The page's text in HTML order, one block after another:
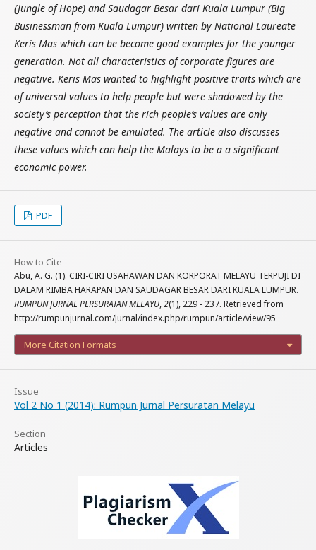
(Jungle of Hope) and Saudagar Besar dari Kuala Lumpur (Big
Businessman from Kuala Lumpur) written by National Laureate
Keris Mas which can be become good examples for the younger
generation. Not all characteristics of corporate figures are
negative. Keris Mas wanted to highlight positive traits which are
of universal values to help people but were shadowed by the
society’s perception that the rich people’s values are only
negative and cannot be emulated. The article also discusses
these values which can help the Malays to be a a significant
economic power.
PDF
How to Cite
Abu, A. G. (1). CIRI-CIRI USAHAWAN DAN KORPORAT MELAYU TERPUJI DI
DALAM RIMBA HARAPAN DAN SAUDAGAR BESAR DARI KUALA LUMPUR.
RUMPUN JURNAL PERSURATAN MELAYU,2(1), 229 - 237. Retrieved from
http://rumpunjurnal.com/jurnal/index.php/rumpun/article/view/95
More Citation Formats
Issue
Vol 2 No 1 (2014): Rumpun Jurnal Persuratan Melayu
Section
Articles